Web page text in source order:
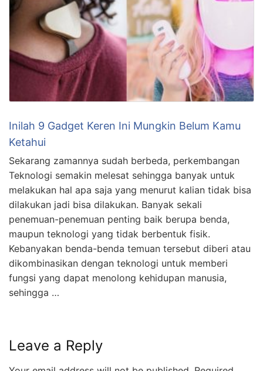
Inilah 9 Gadget Keren Ini Mungkin Belum Kamu
Ketahui
Sekarang zamannya sudah berbeda, perkembangan
Teknologi semakin melesat sehingga banyak untuk
melakukan hal apa saja yang menurut kalian tidak bisa
dilakukan jadi bisa dilakukan. Banyak sekali
penemuan-penemuan penting baik berupa benda,
maupun teknologi yang tidak berbentuk fisik.
Kebanyakan benda-benda temuan tersebut diberi atau
dikombinasikan dengan teknologi untuk memberi
fungsi yang dapat menolong kehidupan manusia,
sehingga …
Leave a Reply